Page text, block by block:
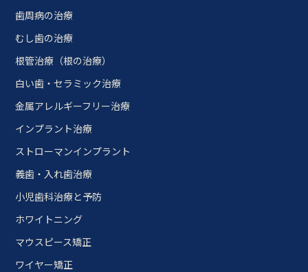
歯周病の治療
むし歯の治療
根管治療（根の治療）
白い歯・セラミック治療
金属アレルギーフリー治療
インプラント治療
ストローマンインプラント
義歯・入れ歯治療
小児歯科治療と予防
ホワイトニング
マウスピース矯正
ワイヤー矯正